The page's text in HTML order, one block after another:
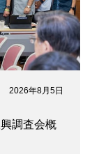
2026年8月5日
調査会概